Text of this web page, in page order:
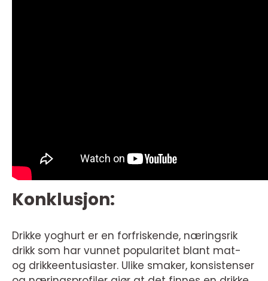
Konklusjon:
Drikke yoghurt er en forfriskende, næringsrik
drikk som har vunnet popularitet blant mat-
og drikkeentusiaster. Ulike smaker, konsistenser